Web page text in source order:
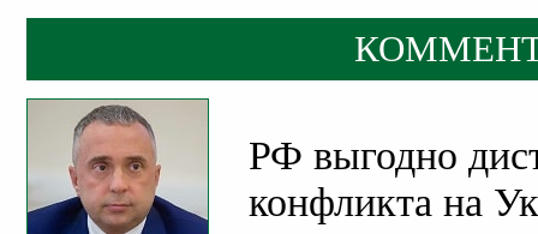
РФ выгодно
конфликта на